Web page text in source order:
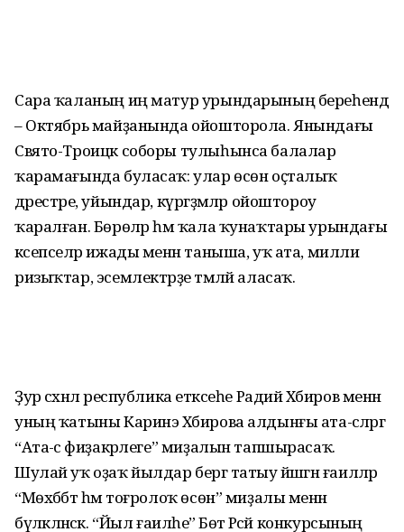
Сара ҡаланың иң матур урындарының береһендә
– Октябрь майҙанында ойошторола. Янындағы
Свято-Троицк соборы тулыһынса балалар
ҡарамағында буласаҡ: улар өсөн оҫталыҡ
дәрестәре, уйындар, күргәҙмәләр ойоштороу
ҡаралған. Бөрөләр һәм ҡала ҡунаҡтары урындағы
кәсепселәр ижады менән таныша, уҡ ата, милли
ризыҡтар, эсемлектәрҙе тәмләй аласаҡ.
Ҙур сәхнәлә республика етәксеһе Радий Хәбиров менән
уның ҡатыны Каринэ Хәбирова алдынғы ата-әсәләргә
“Ата-әсә фиҙакәрлеге” миҙалын тапшырасаҡ.
Шулай уҡ оҙаҡ йылдар бергә татыу йәшәгән ғаиләләр
“Мөхәббәт һәм тоғролоҡ өсөн” миҙалы менән
бүләкләнәсәк. “Йыл ғаиләһе” Бөтә Рәсәй конкурсының